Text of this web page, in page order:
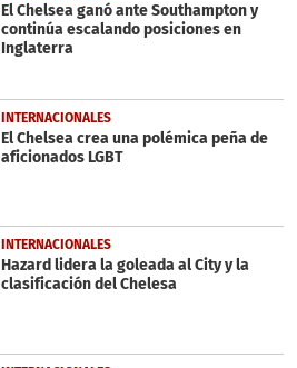
El Chelsea ganó ante Southampton y
continúa escalando posiciones en
Inglaterra
INTERNACIONALES
El Chelsea crea una polémica peña de
aficionados LGBT
INTERNACIONALES
Hazard lidera la goleada al City y la
clasificación del Chelesa